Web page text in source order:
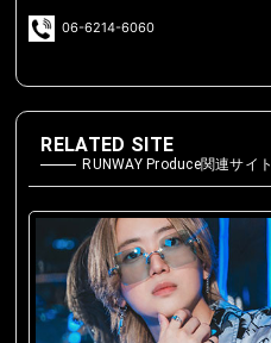
06-6214-6060
RELATED SITE
RUNWAY Produce関連サイト